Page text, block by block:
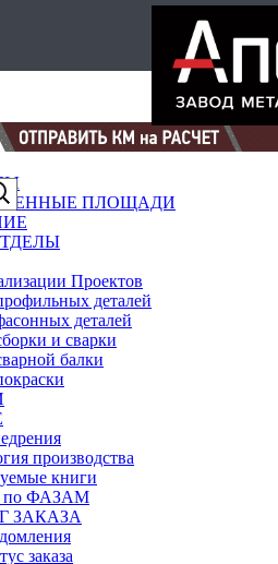
ПЛОЩАДИ
Проектов
деталей
деталей
и сварки
балки
производства
книги
по ФАЗАМ
ЗАКАЗА
заказа